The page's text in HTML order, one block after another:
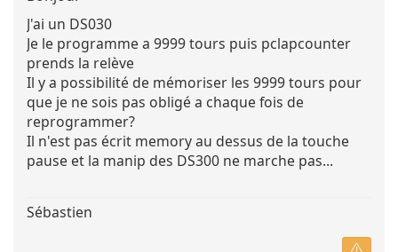
J'ai un DS030
Je le programme a 9999 tours puis pclapcounter
prends la relève
Il y a possibilité de mémoriser les 9999 tours pour
que je ne sois pas obligé a chaque fois de
reprogrammer?
Il n'est pas écrit memory au dessus de la touche
pause et la manip des DS300 ne marche pas...
Sébastien